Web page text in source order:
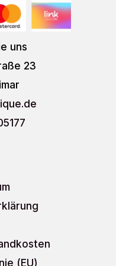
uns
23
(EU)